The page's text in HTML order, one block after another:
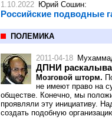
1.10.2022 Юрий Сошин:
Российские подводные
ПОЛЕМИКА
2011-04-18
ДПНИ
Мозговой шторм.
не имеют право на
обществе. Конечно, мы
проявляли эту инициативу.
создать подобную